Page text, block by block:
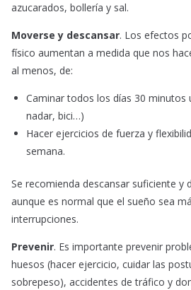
azucarados, bollería y sal.
Moverse y descansar. Los efectos
físico aumentan a medida que nos
al menos, de:
Caminar todos los días 30 minutos
nadar, bici…)
Hacer ejercicios de fuerza y
semana.
Se recomienda descansar suficiente y
aunque es normal que el sueño sea
interrupciones.
Prevenir. Es importante prevenir
huesos (hacer ejercicio, cuidar las
sobrepeso), accidentes de tráfico y